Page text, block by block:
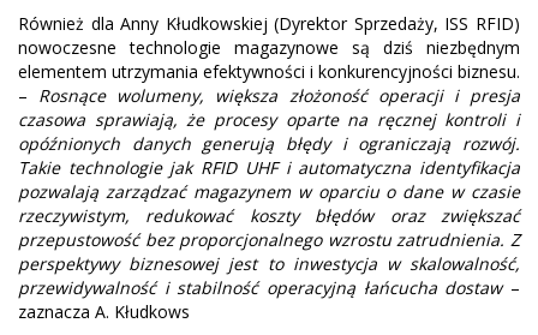
Również dla Anny Kłudkowskiej (Dyrektor Sprzedaży, ISS RFID)
nowoczesne technologie magazynowe są dziś niezbędnym
elementem utrzymania efektywności i konkurencyjności biznesu.
– Rosnące wolumeny, większa złożoność operacji i presja
czasowa sprawiają, że procesy oparte na ręcznej kontroli i
opóźnionych danych generują błędy i ograniczają rozwój.
Takie technologie jak RFID UHF i automatyczna identyfikacja
pozwalają zarządzać magazynem w oparciu o dane w czasie
rzeczywistym, redukować koszty błędów oraz zwiększać
przepustowość bez proporcjonalnego wzrostu zatrudnienia. Z
perspektywy biznesowej jest to inwestycja w skalowalność,
przewidywalność i stabilność operacyjną łańcucha dostaw –
zaznacza A. Kłudkows